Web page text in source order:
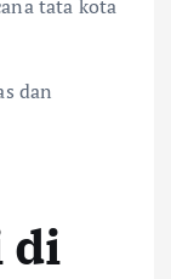
tata kota
dan
di